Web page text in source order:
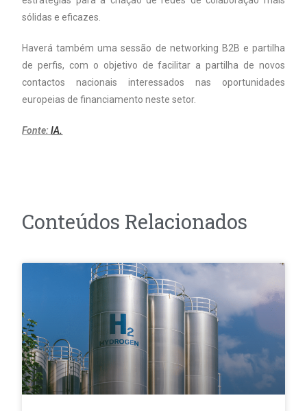
sólidas e eficazes.
Haverá também uma sessão de networking B2B e partilha
de perfis, com o objetivo de facilitar a partilha de novos
contactos nacionais interessados nas oportunidades
europeias de financiamento neste setor.
Fonte:IA.
Conteúdos Relacionados